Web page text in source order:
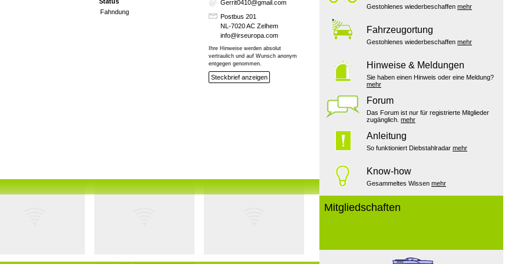
Gestohlenes wiederbeschaffen mehr
Fahrzeugortung
Gestohlenes wiederbeschaffen mehr
Hinweise & Meldungen
Sie haben einen Hinweis oder eine Meldung?
mehr
Forum
Das Forum ist nur für registrierte Mitglieder
zugänglich. mehr
Anleitung
So funktioniert Diebstahlradar mehr
Know-how
Gesammeltes Wissen mehr
Mitgliedschaften
Fahndung
Gerrit0410@gmail.com
Postbus 201
NL-7020 AC Zelhem
info@irseuropa.com
Ihre Hinweise werden absolut
vertraulich und auf Wunsch anonym
entgegen genommen.
Steckbrief anzeigen